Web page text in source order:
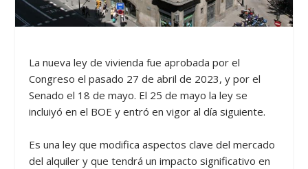
La nueva ley de vivienda fue aprobada por el
Congreso el pasado 27 de abril de 2023, y por el
Senado el 18 de mayo. El 25 de mayo la ley se
incluiyó en el BOE y entró en vigor al día siguiente.
Es una ley que modifica aspectos clave del mercado
del alquiler y que tendrá un impacto significativo en